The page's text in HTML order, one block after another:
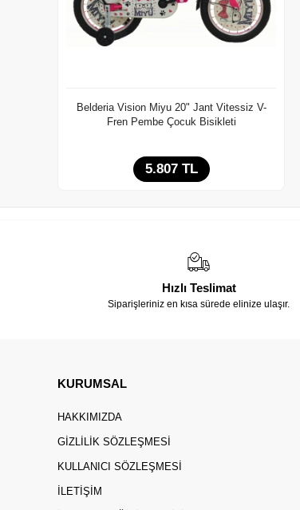
Belderia Vision Miyu 20" Jant Vitessiz V-
Fren Pembe Çocuk Bisikleti
5.807 TL
Adet
Hızlı Teslimat
Siparişleriniz en kısa sürede elinize ulaşır.
KURUMSAL
HAKKIMIZDA
GIZLILIK SÖZLEŞMESI
KULLANICI SÖZLEŞMESI
İLETIŞIM